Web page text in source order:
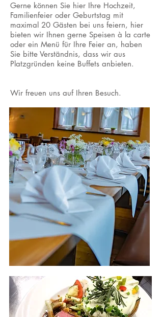
Gerne können Sie hier Ihre Hochzeit,
Familienfeier oder Geburtstag mit
maximal 20 Gästen bei uns feiern, hier
bieten wir Ihnen gerne Speisen à la carte
oder ein Menü für Ihre Feier an, haben
Sie bitte Verständnis, dass wir aus
Platzgründen keine Buffets anbieten.
Wir freuen uns auf Ihren Besuch.